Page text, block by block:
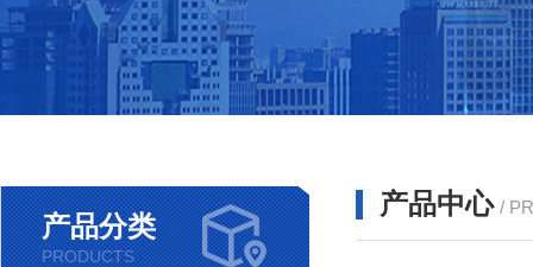
产品分类
PRODUCTS
产品中心 /